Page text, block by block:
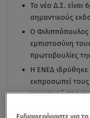
Το νέο Δ.Σ. είναι
σημαντικούς
Ο Φιλιππόπουλος
εμπιστοσύνη
πρωτοβουλίες
Η ΕΝΕΔ ιδρύθηκε
εκπροσωπεί
ψηφιακού